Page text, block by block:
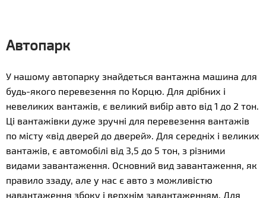
Автопарк
У нашому автопарку знайдеться вантажна машина для
будь-якого перевезення по Корцю. Для дрібних і
невеликих вантажів, є великий вибір авто від 1 до 2 тон.
Ці вантажівки дуже зручні для перевезення вантажів
по місту «від дверей до дверей». Для середніх і великих
вантажів, є автомобілі від 3,5 до 5 тон, з різними
видами завантаження. Основний вид завантаження, як
правило ззаду, але у нас є авто з можливістю
навантаження збоку і верхнім завантаженням. Для